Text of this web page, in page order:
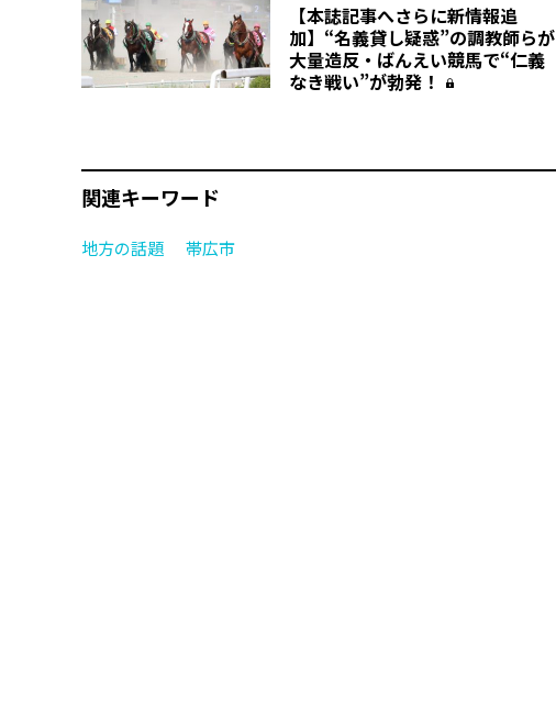
【本誌記事へさらに新情報追
加】“名義貸し疑惑”の調教師らが
大量造反・ばんえい競馬で“仁義
なき戦い”が勃発！
関連キーワード
地方の話題 帯広市